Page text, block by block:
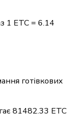
1 ETC = 6.14
готівкових
81482.33 ETC